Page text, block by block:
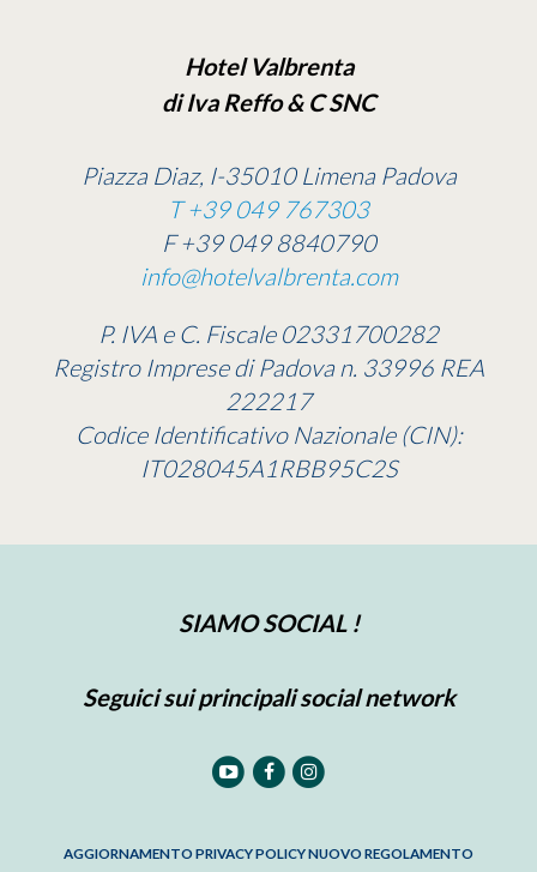
Hotel Valbrenta
di Iva Reffo & C SNC
Piazza Diaz, I-35010 Limena Padova
T +39 049 767303
F +39 049 8840790
info@hotelvalbrenta.com
P. IVA e C. Fiscale 02331700282
Registro Imprese di Padova n. 33996 REA
222217
Codice Identificativo Nazionale (CIN):
IT028045A1RBB95C2S
SIAMO SOCIAL !
Seguici sui principali social network
AGGIORNAMENTO PRIVACY POLICY NUOVO REGOLAMENTO